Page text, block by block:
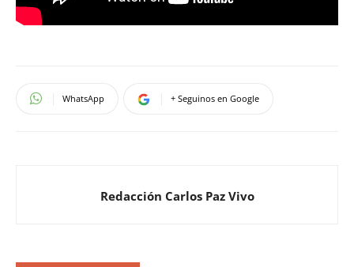
WhatsApp + Seguinos en Google
Redacción Carlos Paz Vivo